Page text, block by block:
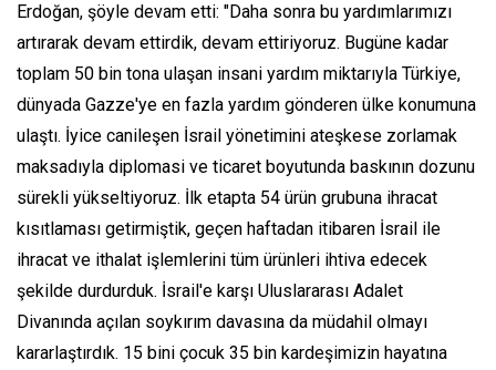
Erdoğan, şöyle devam etti: "Daha sonra bu yardımlarımızı
artırarak devam ettirdik, devam ettiriyoruz. Bugüne kadar
toplam 50 bin tona ulaşan insani yardım miktarıyla Türkiye,
dünyada Gazze'ye en fazla yardım gönderen ülke konumuna
ulaştı. İyice canileşen İsrail yönetimini ateşkese zorlamak
maksadıyla diplomasi ve ticaret boyutunda baskının dozunu
sürekli yükseltiyoruz. İlk etapta 54 ürün grubuna ihracat
kısıtlaması getirmiştik, geçen haftadan itibaren İsrail ile
ihracat ve ithalat işlemlerini tüm ürünleri ihtiva edecek
şekilde durdurduk. İsrail'e karşı Uluslararası Adalet
Divanında açılan soykırım davasına da müdahil olmayı
kararlaştırdık. 15 bini çocuk 35 bin kardeşimizin hayatına